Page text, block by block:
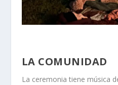
LA COMUNIDAD
La ceremonia tiene música